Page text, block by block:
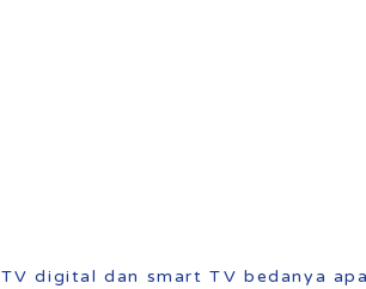
TV digital dan smart TV bedanya